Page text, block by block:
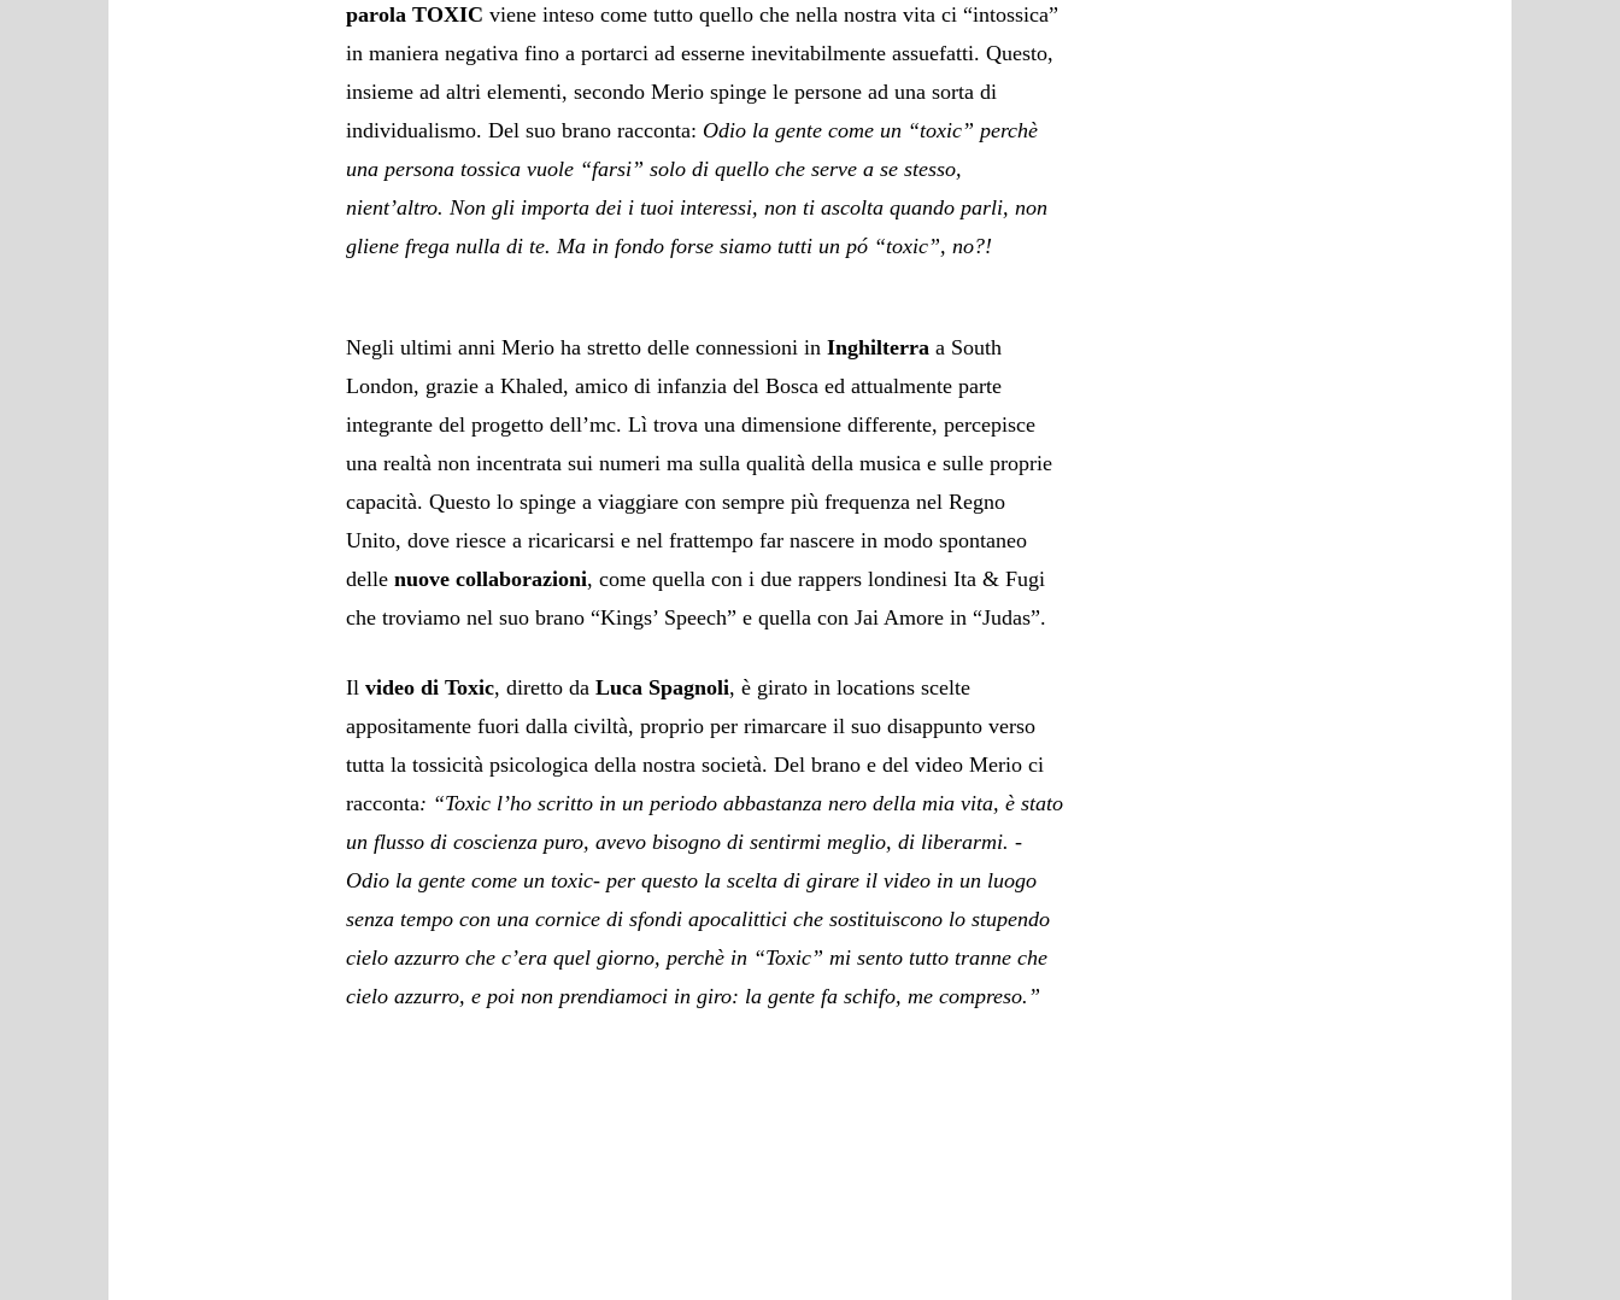
parola TOXIC viene inteso come tutto quello che nella nostra vita ci “intossica”
in maniera negativa fino a portarci ad esserne inevitabilmente assuefatti. Questo,
insieme ad altri elementi, secondo Merio spinge le persone ad una sorta di
individualismo. Del suo brano racconta: Odio la gente come un “toxic” perchè
una persona tossica vuole “farsi” solo di quello che serve a se stesso,
nient’altro. Non gli importa dei i tuoi interessi, non ti ascolta quando parli, non
gliene frega nulla di te. Ma in fondo forse siamo tutti un pó “toxic”, no?!
Negli ultimi anni Merio ha stretto delle connessioni inInghilterra a South
London, grazie a Khaled, amico di infanzia del Bosca ed attualmente parte
integrante del progetto dell’mc. Lì trova una dimensione differente, percepisce
una realtà non incentrata sui numeri ma sulla qualità della musica e sulle proprie
capacità. Questo lo spinge a viaggiare con sempre più frequenza nel Regno
Unito, dove riesce a ricaricarsi e nel frattempo far nascere in modo spontaneo
dellenuove collaborazioni, come quella con i due rappers londinesi Ita & Fugi
che troviamo nel suo brano “Kings’ Speech” e quella con Jai Amore in “Judas”.
Ilvideo di Toxic, diretto daLuca Spagnoli, è girato in locations scelte
appositamente fuori dalla civiltà, proprio per rimarcare il suo disappunto verso
tutta la tossicità psicologica della nostra società. Del brano e del video Merio ci
racconta: “Toxic l’ho scritto in un periodo abbastanza nero della mia vita, è stato
un flusso di coscienza puro, avevo bisogno di sentirmi meglio, di liberarmi. -
Odio la gente come un toxic- per questo la scelta di girare il video in un luogo
senza tempo con una cornice di sfondi apocalittici che sostituiscono lo stupendo
cielo azzurro che c’era quel giorno, perchè in “Toxic” mi sento tutto tranne che
cielo azzurro, e poi non prendiamoci in giro: la gente fa schifo, me compreso.”